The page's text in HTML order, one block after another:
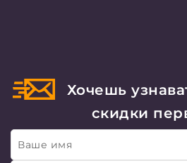
Хочешь
скидки
Ваше имя